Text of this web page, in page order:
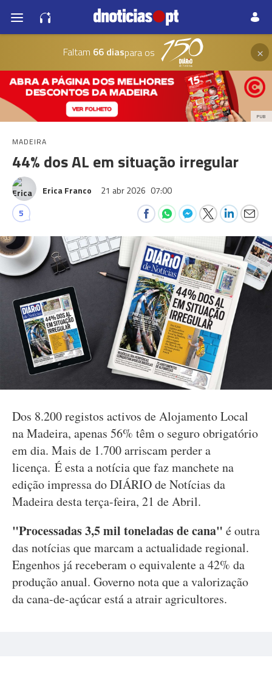
Faltam 66 diaspara os ×
PUB
MADEIRA
44% dos AL em situação irregular
Erica Franco 21 abr 2026 07:00
5
Dos 8.200 registos activos de Alojamento Local
na Madeira, apenas 56% têm o seguro obrigatório
em dia. Mais de 1.700 arriscam perder a
licença. É esta a notícia que faz manchete na
edição impressa do DIÁRIO de Notícias da
Madeira desta terça-feira, 21 de Abril.
"Processadas 3,5 mil toneladas de cana" é outra
das notícias que marcam a actualidade regional.
Engenhos já receberam o equivalente a 42% da
produção anual. Governo nota que a valorização
da cana-de-açúcar está a atrair agricultores.